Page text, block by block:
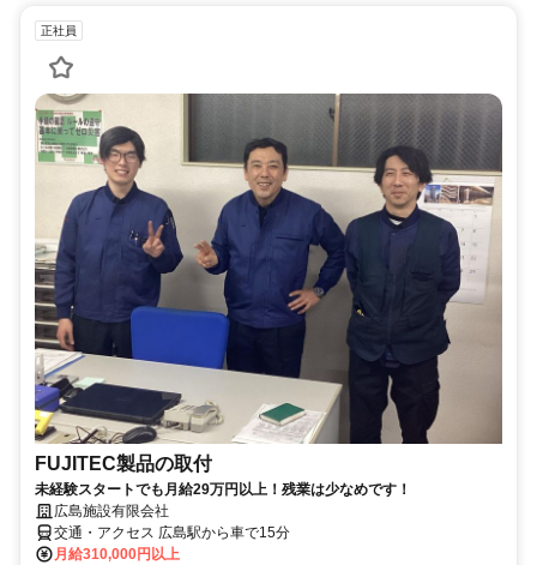
正社員
FUJITEC製品の取付
未経験スタートでも月給29万円以上！残業は少なめです！
広島施設有限会社
交通・アクセス 広島駅から車で15分
月給310,000円以上